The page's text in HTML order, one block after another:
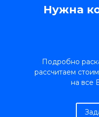
Нужна
Подробно
рассчитаем
на все